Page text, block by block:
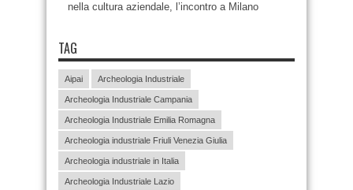
nella cultura aziendale, l’incontro a Milano
TAG
Aipai Archeologia Industriale
Archeologia Industriale Campania
Archeologia Industriale Emilia Romagna
Archeologia industriale Friuli Venezia Giulia
Archeologia industriale in Italia
Archeologia Industriale Lazio